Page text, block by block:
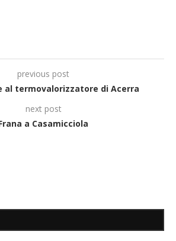
previous post
al termovalorizzatore di Acerra
next post
a Casamicciola